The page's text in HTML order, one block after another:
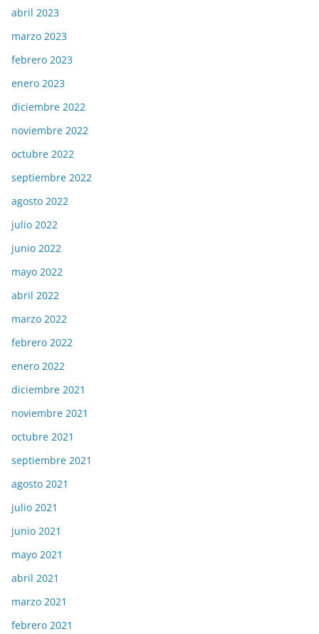
abril 2023
marzo 2023
febrero 2023
enero 2023
diciembre 2022
noviembre 2022
octubre 2022
septiembre 2022
agosto 2022
julio 2022
junio 2022
mayo 2022
abril 2022
marzo 2022
febrero 2022
enero 2022
diciembre 2021
noviembre 2021
octubre 2021
septiembre 2021
agosto 2021
julio 2021
junio 2021
mayo 2021
abril 2021
marzo 2021
febrero 2021